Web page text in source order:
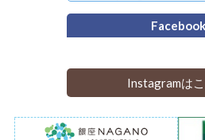
Facebook
Instagramは